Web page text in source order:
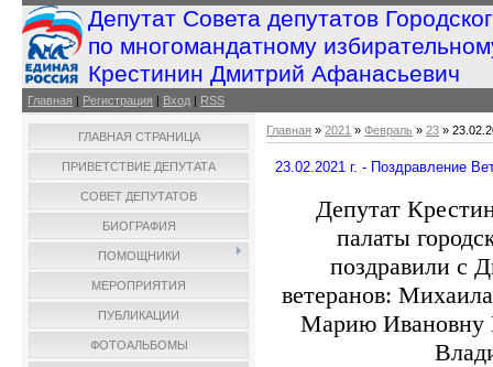
Депутат Совета депутатов
по многомандатному
Крестинин Дмитрий Афанасьевич
Главная | Регистрация | Вход | RSS
ГЛАВНАЯ СТРАНИЦА
ПРИВЕТСТВИЕ ДЕПУТАТА
СОВЕТ ДЕПУТАТОВ
БИОГРАФИЯ
ПОМОЩНИКИ
МЕРОПРИЯТИЯ
ПУБЛИКАЦИИ
ФОТОАЛЬБОМЫ
Главная » 2021 » Февраль » 23 »
23.02.2021 г. - Поздравление
Депутат
палаты
поздравили с
ветеранов:
Марию Ивановну